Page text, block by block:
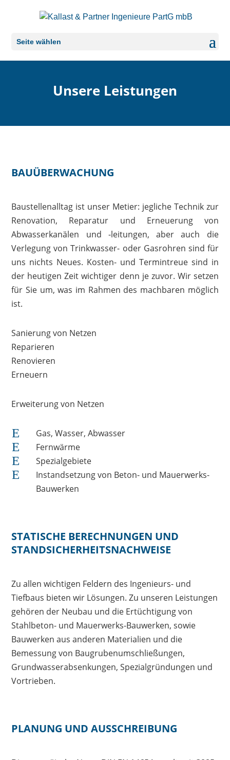
Seite wählen
Unsere Leistungen
BAUÜBERWACHUNG
Baustellenalltag ist unser Metier: jegliche Technik zur
Renovation, Reparatur und Erneuerung von
Abwasserkanälen und -leitungen, aber auch die
Verlegung von Trinkwasser- oder Gasrohren sind für
uns nichts Neues. Kosten- und Termintreue sind in
der heutigen Zeit wichtiger denn je zuvor. Wir setzen
für Sie um, was im Rahmen des machbaren möglich
ist.
Sanierung von Netzen
Reparieren
Renovieren
Erneuern
Erweiterung von Netzen
E Gas, Wasser, Abwasser
E Fernwärme
E Spezialgebiete
E
Instandsetzung von Beton- und Mauerwerks-
Bauwerken
STATISCHE BERECHNUNGEN UND
STANDSICHERHEITSNACHWEISE
Zu allen wichtigen Feldern des Ingenieurs- und
Tiefbaus bieten wir Lösungen. Zu unseren Leistungen
gehören der Neubau und die Ertüchtigung von
Stahlbeton- und Mauerwerks-Bauwerken, sowie
Bauwerken aus anderen Materialien und die
Bemessung von Baugrubenumschließungen,
Grundwasserabsenkungen, Spezialgründungen und
Vortrieben.
PLANUNG UND AUSSCHREIBUNG